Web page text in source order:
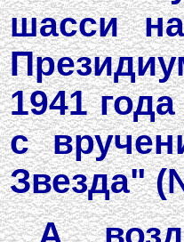
шасси
1941
с
Звезда"